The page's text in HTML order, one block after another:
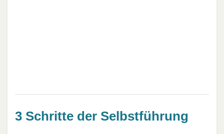
3 Schritte der Selbstführung